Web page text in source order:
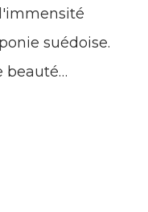
suédoise.
beauté